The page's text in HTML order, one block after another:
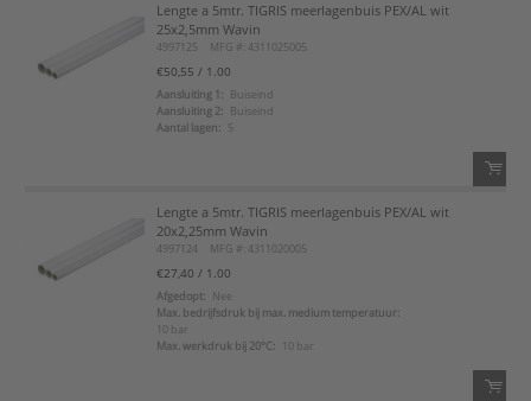
Voeg toe aan favorietenlijst
Lengte a 5mtr. TIGRIS meerlagenbuis PEX/AL wit
25x2,5mm Wavin
4997125 MFG #: 4311025005
€50,55 / 1.00
Aansluiting 1:
Buiseind
Aansluiting 2:
Buiseind
Aantal lagen:
5
Voeg toe aan favorietenlijst
Lengte a 5mtr. TIGRIS meerlagenbuis PEX/AL wit
20x2,25mm Wavin
4997124 MFG #: 4311020005
€27,40 / 1.00
Afgedopt:
Nee
Max. bedrijfsdruk bij max. medium temperatuur:
10 bar
Max. werkdruk bij 20°C:
10 bar